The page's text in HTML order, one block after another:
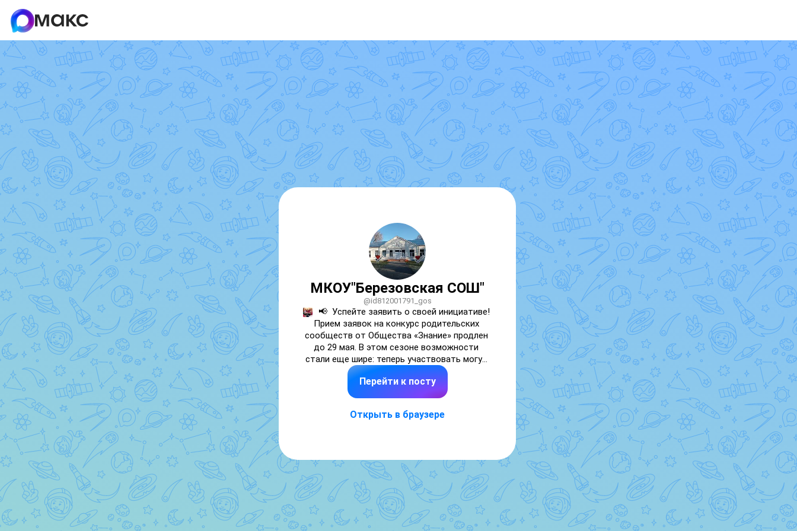
МКОУ"Березовская СОШ"
@id812001791_gos
📢  Успейте заявить о своей инициативе!
Прием заявок на конкурс родительских
сообществ от Общества «Знание» продлен
до 29 мая. В этом сезоне возможности
стали еще шире: теперь участвовать могут
не только школы, но и детские сады, а
также колледжи и техникумы.
9 направлениям – от патриотического
рублей. Общий фонд конкурса по поручению
Президента РФ составляет 1 миллиард
рублей.
💻 Для всех участников в мессенджере MAX
проходят регулярные обучающие вебинары.
Перейти к посту
Открыть в браузере